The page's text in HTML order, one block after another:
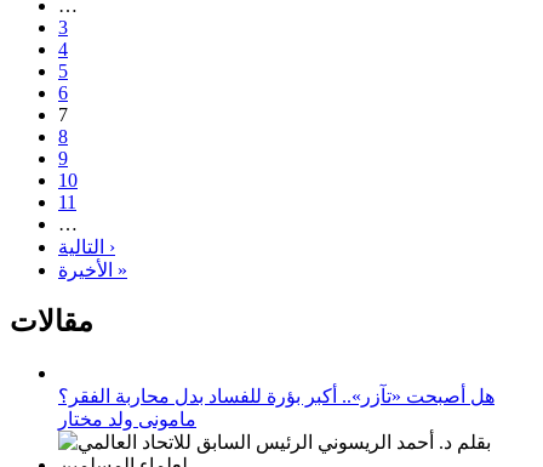
…
3
4
5
6
7
8
9
10
11
…
التالية ›
الأخيرة »
مقالات
هل أصبحت «تآزر».. أكبر بؤرة للفساد بدل محاربة الفقر؟
مامونى ولد مختار